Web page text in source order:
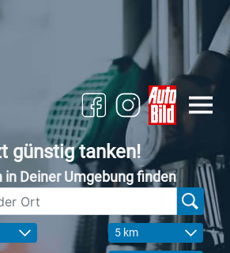
günstig tanken!
in Deiner Umgebung finden
5 km